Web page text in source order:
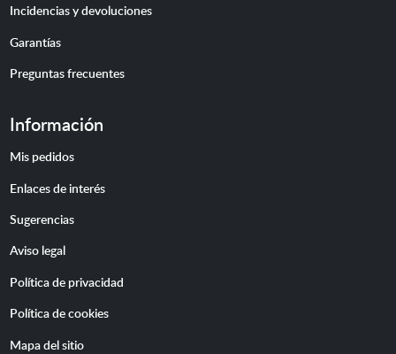
Incidencias y devoluciones
Garantías
Preguntas frecuentes
Información
Mis pedidos
Enlaces de interés
Sugerencias
Aviso legal
Política de privacidad
Política de cookies
Mapa del sitio